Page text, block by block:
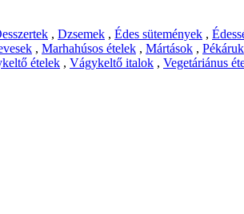
, Dzsemek , Édes sütemények ,
, Marhahúsos ételek , Mártások , Pékáruk
ételek , Vágykeltő italok , Vegetáriánus